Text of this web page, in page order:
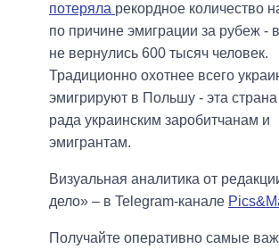
потеряла рекордное количество
по причине эмиграции за рубеж -
не вернулись 600 тысяч человек.
Традиционно охотнее всего
эмигрируют в Польшу - эта страна
рада украинским заробитчанам и
эмигрантам.
Визуальная аналитика от
дело» – в Telegram-канале
Получайте оперативно самые